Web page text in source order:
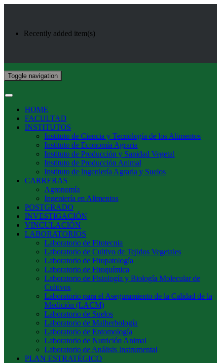
Recently added item(s)
Toggle navigation
HOME
FACULTAD
INSTITUTOS
Instituto de Ciencia y Tecnología de los Alimentos
Instituto de Economía Agraria
Instituto de Producción y Sanidad Vegetal
Instituto de Producción Animal
Instituto de Ingeniería Agraria y Suelos
CARRERAS
Agronomía
Ingeniería en Alimentos
POSTGRADO
INVESTIGACIÓN
VINCULACIÓN
LABORATORIOS
Laboratorio de Fitotecnia
Laboratorio de Cultivo de Tejidos Vegetales
Laboratorio de Fitopatología
Laboratorio de Fitoquímica
Laboratorio de Fisiología y Biología Molecular de
Cultivos
Laboratorio para el Aseguramiento de la Calidad de la
Medición (LACM)
Laboratorio de Suelos
Laboratorio de Malherbología
Laboratorio de Entomología
Laboratorio de Nutrición Animal
Laboratorio de Análisis Instrumental
PLAN ESTRATÉGICO